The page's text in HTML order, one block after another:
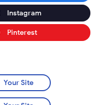
Instagram
Pinterest
Your Site